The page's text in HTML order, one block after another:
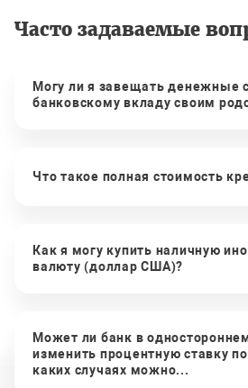
Часто задаваемые
Могу ли я завещать денежные
банковскому вкладу своим
Что такое полная стоимость
Как я могу купить наличную
валюту (доллар США)?
Может ли банк в
изменить процентную ставку
каких случаях можно...